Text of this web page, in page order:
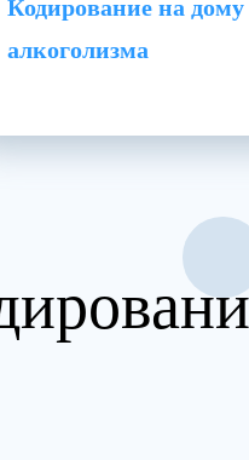
Кодирование на дому
алкоголизма